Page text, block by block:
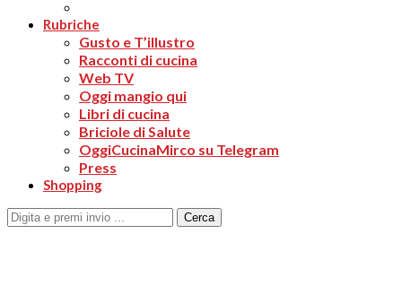
Rubriche
Gusto e T’illustro
Racconti di cucina
Web TV
Oggi mangio qui
Libri di cucina
Briciole di Salute
OggiCucinaMirco su Telegram
Press
Shopping
Cerca